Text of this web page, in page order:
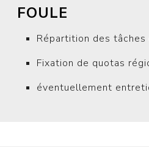
FOULE
Répartition des tâches
Fixation de quotas
éventuellement